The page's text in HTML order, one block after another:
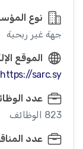
نوع
جهة غير ربحية
الموقع
https://sarc.sy
عدد
823 الوظائف
عدد